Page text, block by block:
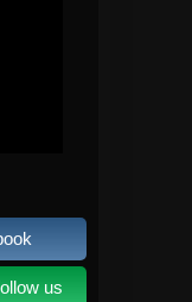
us